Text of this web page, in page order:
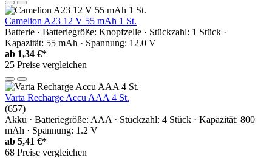
Camelion A23 12 V 55 mAh 1 St.
Batterie · Batteriegröße: Knopfzelle · Stückzahl: 1 Stück ·
Kapazität: 55 mAh · Spannung: 12.0 V
ab 1,34 €*
25 Preise vergleichen
Varta Recharge Accu AAA 4 St.
(657)
Akku · Batteriegröße: AAA · Stückzahl: 4 Stück · Kapazität: 800
mAh · Spannung: 1.2 V
ab 5,41 €*
68 Preise vergleichen